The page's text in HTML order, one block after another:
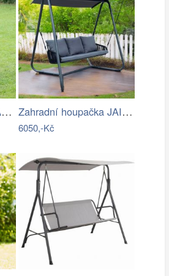
Zahradní houpačka LAMIA Tempo Kondela Zahradní houpačka JAIRA Tempo Kondela
6050,-Kč